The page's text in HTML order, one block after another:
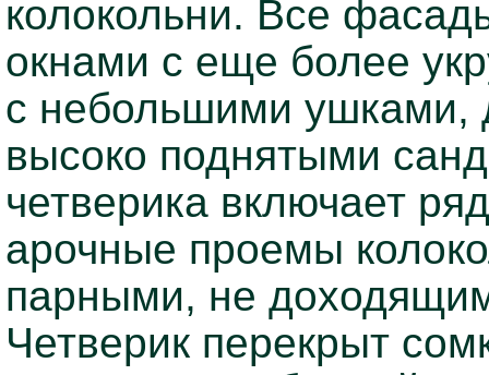
колокольни. Все
окнами с еще более
с небольшими ушками,
высоко поднятыми
четверика включает
арочные проемы
парными, не
Четверик перекрыт